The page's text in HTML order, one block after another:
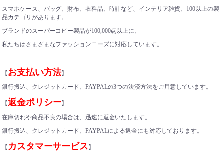
スマホケース、バッグ、財布、衣料品、時計など、インテリア雑貨
100以上の製
品カテゴリがあります。
ブランドのスーパーコピー製品が100,000点以上に、
私たちはさまざまなファッションニーズに対応しています。
【お支払い方法】
銀行振込、クレジットカード、PAYPALの3つの決済方法をご用意しています。
【返金ポリシー】
在庫切れや商品不良の場合は、迅速に返金いたします。
銀行振込、クレジットカード、PAYPALによる返金にも対応しております。
【 カスタマーサービス】